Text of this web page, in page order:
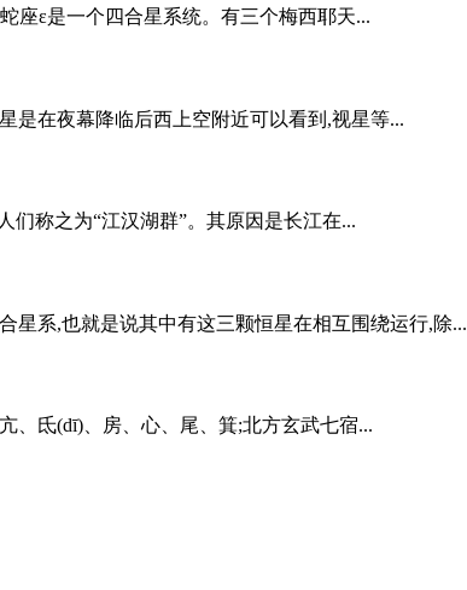
座ε是一个四合星系统。有三个梅西耶天...
是在夜幕降临后西上空附近可以看到,视星等...
们称之为“江汉湖群”。其原因是长江在...
星系,也就是说其中有这三颗恒星在相互围绕运行,除...
、氐(dī)、房、心、尾、箕;北方玄武七宿...